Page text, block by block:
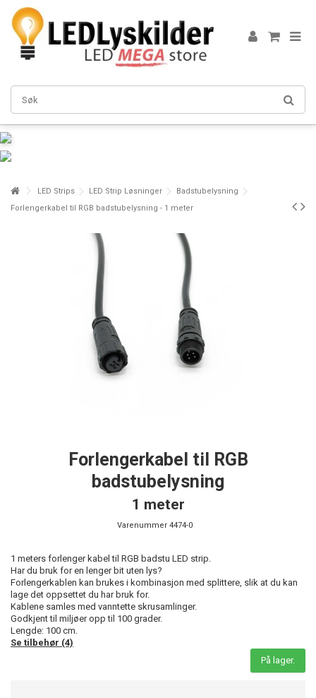
LED Strips LED Strip Løsninger
Badstubelysning
Forlengerkabel til RGB badstubelysning - 1 meter
Forlengerkabel til RGB
badstubelysning
1 meter
Varenummer 4474-0
1 meters forlenger kabel til RGB badstu LED strip.
Har du bruk for en lenger bit uten lys?
Forlengerkablen kan brukes i kombinasjon med splittere, slik at du kan
lage det oppsettet du har bruk for.
Kablene samles med vanntette skrusamlinger.
Godkjent til miljøer opp til 100 grader.
Lengde: 100 cm.
Se tilbehør (4)
På lager.